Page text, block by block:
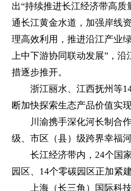
出“持续推进长江经济带高质
通长江黄金水道，加强岸线
理高效利用，推进沿江产业
上中下游协同联动发展”，
措逐步推开。
浙江丽水、江西抚州等
断加快探索生态产品价值实现
川渝携手深化河长制合
级、市区（县）级跨界幸福河
长江经济带内，24个国
园区、14个零碳园区正加紧建
上海（长三角）国际科